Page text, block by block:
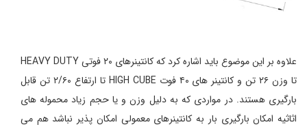
علاوه بر این موضوع باید اشاره کرد که کانتینرهای ۲۰ فوتی HEAVY DUTY
تا وزن ۲۶ تن و کانتینر های ۴۰ فوت HIGH CUBE تا ارتفاع ۲/۶۰ تن قابل
بارگیری هستند. در مواردی که به دلیل وزن و یا حجم زیاد محموله های
اثاثیه امکان بارگیری بار به کانتینرهای معمولی امکان پذیر نباشد هم می